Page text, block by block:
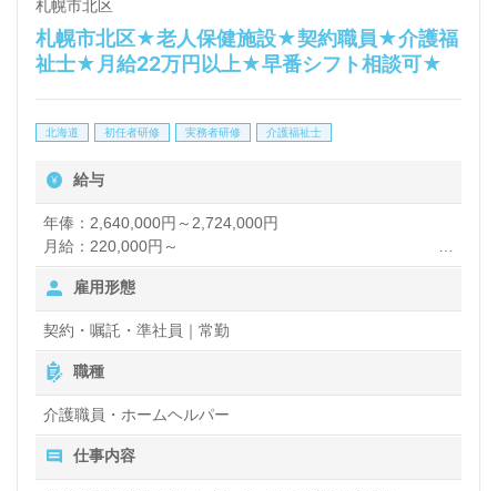
札幌市北区
札幌市北区★老人保健施設★契約職員★介護福
祉士★月給22万円以上★早番シフト相談可★
北海道 初任者研修 実務者研修 介護福祉士
給与
年俸：2,640,000円～2,724,000円
月給：220,000円～
【諸手当】
夜勤手当：7,000円/回（月4～5回程度）
処遇改善加算：22,000円/月（年度ごとに見直しの可能性
有）
住宅手当
寒冷地手当
賞与あり（実績4.7ヶ月）
雇用形態
契約・嘱託・準社員｜常勤
職種
介護職員・ホームヘルパー
仕事内容